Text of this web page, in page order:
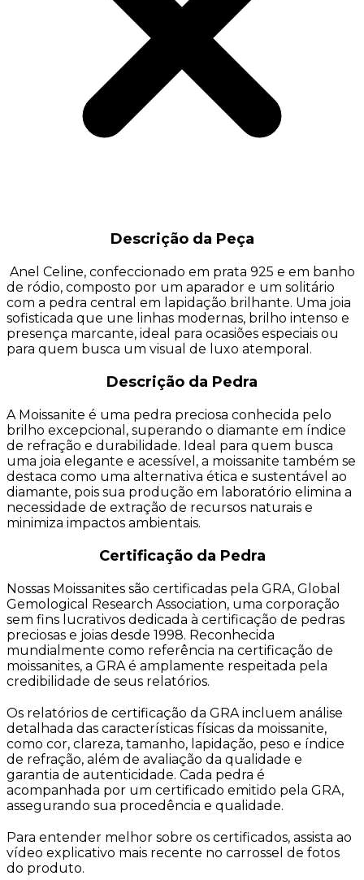
Descrição da Peça
Anel Celine, confeccionado em prata 925 e em banho
de ródio, composto por um aparador e um solitário
com a pedra central em lapidação brilhante. Uma joia
sofisticada que une linhas modernas, brilho intenso e
presença marcante, ideal para ocasiões especiais ou
para quem busca um visual de luxo atemporal.
Descrição da Pedra
A Moissanite é uma pedra preciosa conhecida pelo
brilho excepcional, superando o diamante em índice
de refração e durabilidade. Ideal para quem busca
uma joia elegante e acessível, a moissanite também se
destaca como uma alternativa ética e sustentável ao
diamante, pois sua produção em laboratório elimina a
necessidade de extração de recursos naturais e
minimiza impactos ambientais.
Certificação da Pedra
Nossas Moissanites são certificadas pela GRA, Global
Gemological Research Association, uma corporação
sem fins lucrativos dedicada à certificação de pedras
preciosas e joias desde 1998. Reconhecida
mundialmente como referência na certificação de
moissanites, a GRA é amplamente respeitada pela
credibilidade de seus relatórios.
Os relatórios de certificação da GRA incluem análise
detalhada das características físicas da moissanite,
como cor, clareza, tamanho, lapidação, peso e índice
de refração, além de avaliação da qualidade e
garantia de autenticidade. Cada pedra é
acompanhada por um certificado emitido pela GRA,
assegurando sua procedência e qualidade.
Para entender melhor sobre os certificados, assista ao
vídeo explicativo mais recente no carrossel de fotos
do produto.